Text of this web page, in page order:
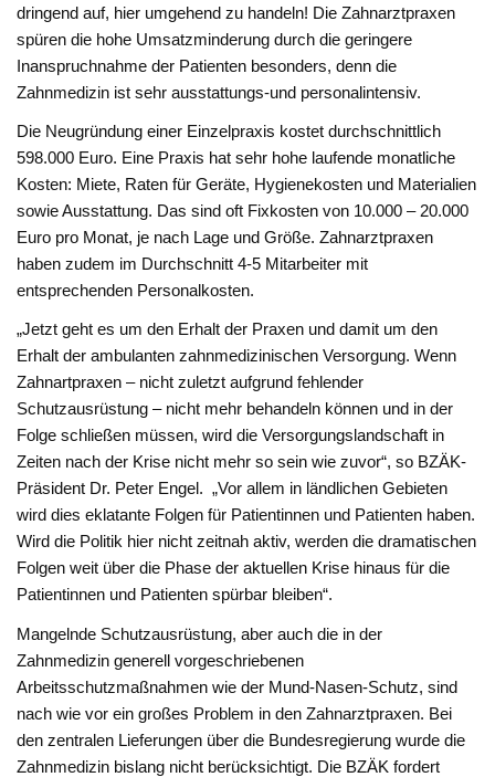
dringend auf, hier umgehend zu handeln! Die Zahnarztpraxen
spüren die hohe Umsatzminderung durch die geringere
Inanspruchnahme der Patienten besonders, denn die
Zahnmedizin ist sehr ausstattungs-und personalintensiv.
Die Neugründung einer Einzelpraxis kostet durchschnittlich
598.000 Euro. Eine Praxis hat sehr hohe laufende monatliche
Kosten: Miete, Raten für Geräte, Hygienekosten und Materialien
sowie Ausstattung. Das sind oft Fixkosten von 10.000 – 20.000
Euro pro Monat, je nach Lage und Größe. Zahnarztpraxen
haben zudem im Durchschnitt 4-5 Mitarbeiter mit
entsprechenden Personalkosten.
„Jetzt geht es um den Erhalt der Praxen und damit um den
Erhalt der ambulanten zahnmedizinischen Versorgung. Wenn
Zahnartpraxen – nicht zuletzt aufgrund fehlender
Schutzausrüstung – nicht mehr behandeln können und in der
Folge schließen müssen, wird die Versorgungslandschaft in
Zeiten nach der Krise nicht mehr so sein wie zuvor“, so BZÄK-
Präsident Dr. Peter Engel. „Vor allem in ländlichen Gebieten
wird dies eklatante Folgen für Patientinnen und Patienten haben.
Wird die Politik hier nicht zeitnah aktiv, werden die dramatischen
Folgen weit über die Phase der aktuellen Krise hinaus für die
Patientinnen und Patienten spürbar bleiben“.
Mangelnde Schutzausrüstung, aber auch die in der
Zahnmedizin generell vorgeschriebenen
Arbeitsschutzmaßnahmen wie der Mund-Nasen-Schutz, sind
nach wie vor ein großes Problem in den Zahnarztpraxen. Bei
den zentralen Lieferungen über die Bundesregierung wurde die
Zahnmedizin bislang nicht berücksichtigt. Die BZÄK fordert